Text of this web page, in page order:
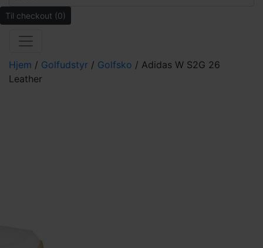
Til checkout (0)
Hjem / Golfudstyr / Golfsko / Adidas W S2G 26
Leather